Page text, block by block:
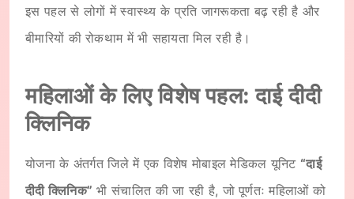
इस पहल से लोगों में स्वास्थ्य के प्रति जागरूकता बढ़ रही है और
बीमारियों की रोकथाम में भी सहायता मिल रही है।
महिलाओं के लिए विशेष पहल: दाई दीदी
क्लिनिक
योजना के अंतर्गत जिले में एक विशेष मोबाइल मेडिकल यूनिट “दाई
दीदी क्लिनिक” भी संचालित की जा रही है, जो पूर्णतः महिलाओं को